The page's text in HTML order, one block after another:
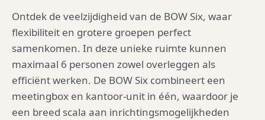
Ontdek de veelzijdigheid van de BOW Six, waar
flexibiliteit en grotere groepen perfect
samenkomen. In deze unieke ruimte kunnen
maximaal 6 personen zowel overleggen als
efficiënt werken. De BOW Six combineert een
meetingbox en kantoor-unit in één, waardoor je
een breed scala aan inrichtingsmogelijkheden